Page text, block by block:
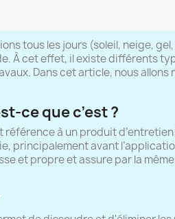
tous les jours (soleil, neige,
À cet effet, il existe différents
Dans cet article, nous allons
ce que c’est ?
à un produit
principalement avant
et propre et assure par la